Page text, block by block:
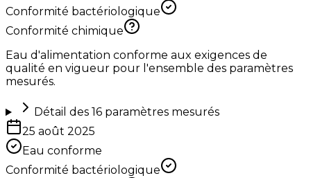
Conformité bactériologique
Conformité chimique
Eau d'alimentation conforme aux exigences de
qualité en vigueur pour l'ensemble des paramètres
mesurés.
Détail des 16paramètres mesurés
25 août 2025
Eau conforme
Conformité bactériologique